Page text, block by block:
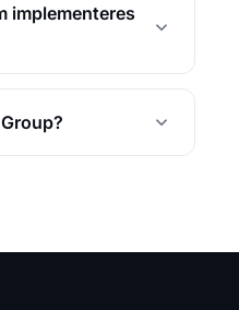
implementeres